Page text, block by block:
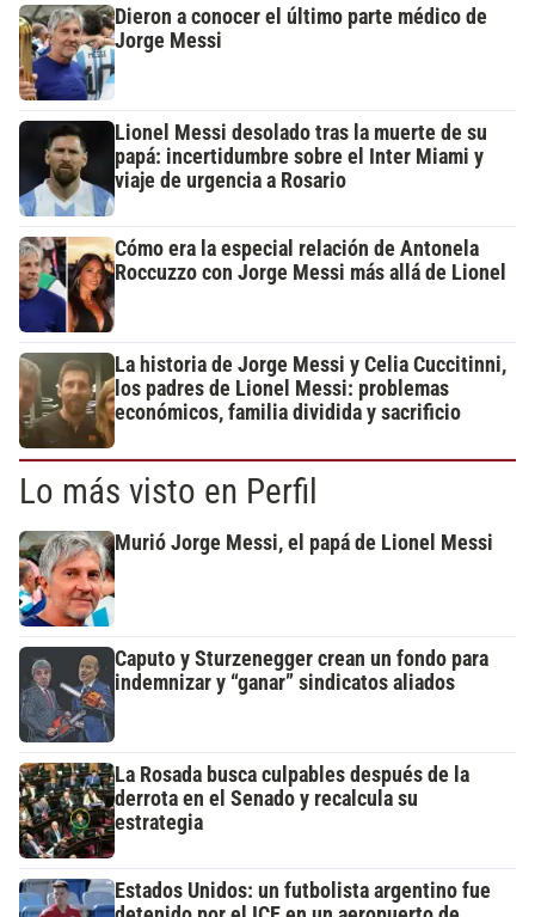
Dieron a conocer el último parte médico de
Jorge Messi
Lionel Messi desolado tras la muerte de su
papá: incertidumbre sobre el Inter Miami y
viaje de urgencia a Rosario
Cómo era la especial relación de Antonela
Roccuzzo con Jorge Messi más allá de Lionel
La historia de Jorge Messi y Celia Cuccitinni,
los padres de Lionel Messi: problemas
económicos, familia dividida y sacrificio
Lo más visto en Perfil
Murió Jorge Messi, el papá de Lionel Messi
Caputo y Sturzenegger crean un fondo para
indemnizar y “ganar” sindicatos aliados
La Rosada busca culpables después de la
derrota en el Senado y recalcula su
estrategia
Estados Unidos: un futbolista argentino fue